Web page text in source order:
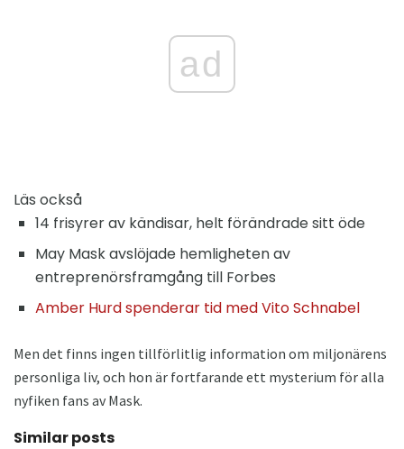
ad
Läs också
14 frisyrer av kändisar, helt förändrade sitt öde
May Mask avslöjade hemligheten av
entreprenörsframgång till Forbes
Amber Hurd spenderar tid med Vito Schnabel
Men det finns ingen tillförlitlig information om miljonärens
personliga liv, och hon är fortfarande ett mysterium för alla
nyfiken fans av Mask.
Similar posts